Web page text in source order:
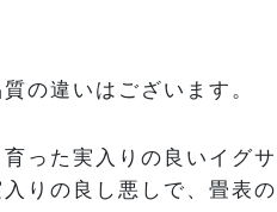
の違いはございます。
った実入りの良いイグ
りの良し悪しで、畳表